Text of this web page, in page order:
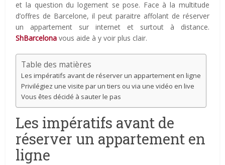
et la question du logement se pose. Face à la multitude
d’offres de Barcelone, il peut paraitre affolant de réserver
un appartement sur internet et surtout à distance.
ShBarcelona vous aide à y voir plus clair.
Table des matières
Les impératifs avant de réserver un appartement en ligne
Privilégiez une visite par un tiers ou via une vidéo en live
Vous êtes décidé à sauter le pas
Les impératifs avant de
réserver un appartement en
ligne